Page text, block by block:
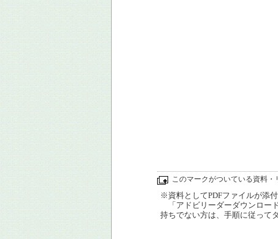
このマークがついている資料
※資料としてPDFファイルが添
「アドビリーダーダウンロー
持ちでない方は、手順に従って